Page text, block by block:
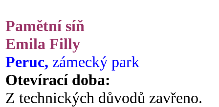
Pamětní síň
Emila Filly
Peruc, zámecký park
Otevírací doba:
Z technických důvodů zavřeno.